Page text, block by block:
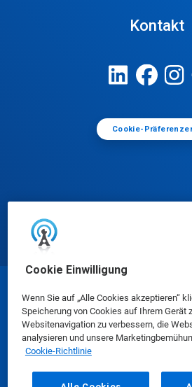
Cookie Einwilligung
Wenn Sie auf „Alle Cookies akzeptieren“
Speicherung von Cookies auf Ihrem Gerät
Websitenavigation zu verbessern, die
analysieren und unsere
Cookie-Richtlinie
Kontakt
Cookie-
© Ecolab Inc.
Sicherheitsdatenblätter|